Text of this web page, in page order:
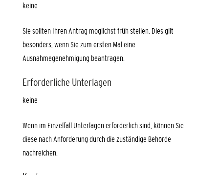
keine
Sie sollten Ihren Antrag möglichst früh stellen. Dies gilt
besonders, wenn Sie zum ersten Mal eine
Ausnahmegenehmigung beantragen.
Erforderliche Unterlagen
keine
Wenn im Einzelfall Unterlagen erforderlich sind, können Sie
diese nach Anforderung durch die zuständige Behörde
nachreichen.